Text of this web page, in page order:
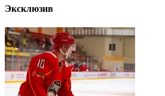
Эксклюзив